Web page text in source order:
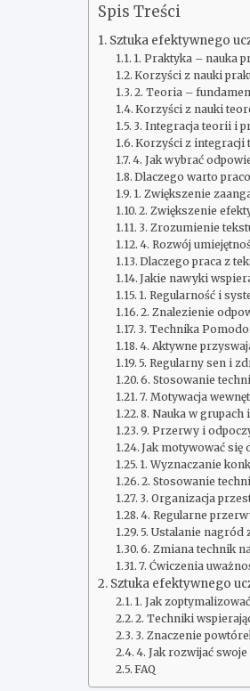
Spis Treści
Sztuka efektywnego
1. Praktyka – nauka
Korzyści z nauki
2. Teoria –
Korzyści z nauki
3. Integracja teorii i
Korzyści z integracji
4. Jak wybrać
Dlaczego warto
1. Zwiększenie
2. Zwiększenie
3. Zrozumienie
4. Rozwój
Dlaczego praca z
Jakie nawyki
1. Regularność i
2. Znalezienie
3. Technika
4. Aktywne
5. Regularny sen i
6. Stosowanie
7. Motywacja
8. Nauka w
9. Przerwy i
Jak motywować się
1. Wyznaczanie
2. Stosowanie
3. Organizacja
4. Regularne
5. Ustalanie nagród
6. Zmiana technik
7. Ćwiczenia
Sztuka efektywnego
1. Jak
2. Techniki
3. Znaczenie
4. Jak rozwijać
FAQ